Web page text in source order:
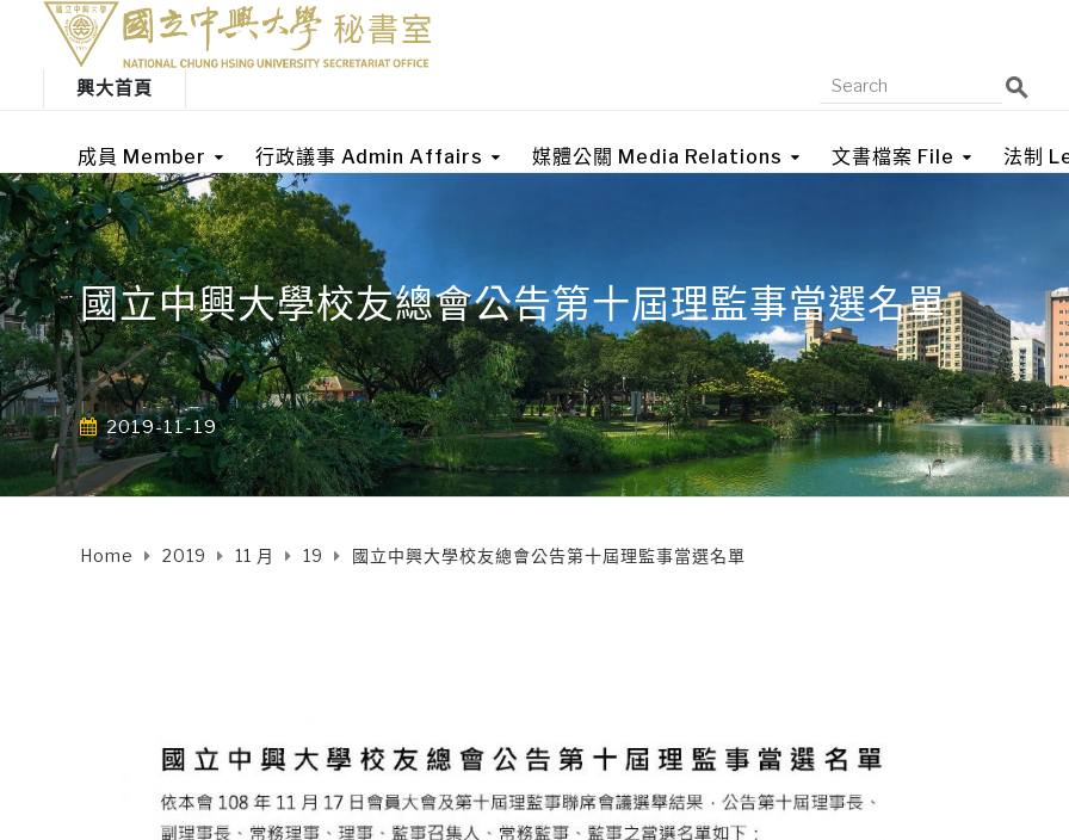
興大首頁
成員 Member 行政議事 Admin Affairs 媒體公關 Media Relations 文書檔案 File 法制
國立中興大學校友總會公告第十屆理監事當選名單
2019-11-19
Home 2019 11 月 19 國立中興大學校友總會公告第十屆理監事當選名單